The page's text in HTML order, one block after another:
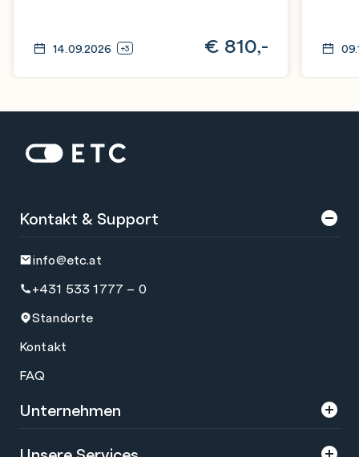
14.09.2026 +3 € 810,-
Startseite: ETC
Kontakt & Support
info@etc.at
+431 533 1777 – 0
Standorte
Kontakt
FAQ
Unternehmen
Über uns